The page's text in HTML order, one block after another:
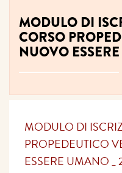
MODULO DI
CORSO
NUOVO
MODULO DI
PROPEDEUTICO
ESSERE UMANO _